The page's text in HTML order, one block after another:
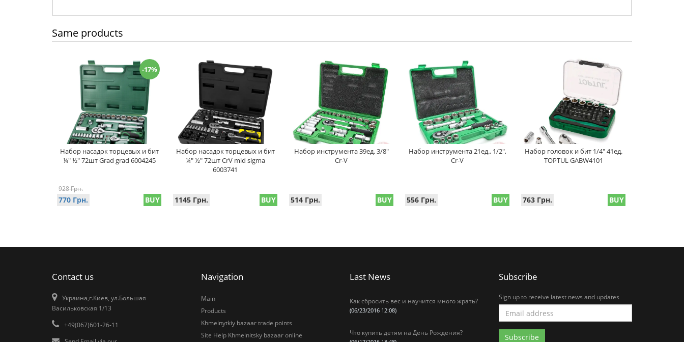
Same products
Набор насадок торцевых и бит
¼" ½" 72шт Grad grad 6004245
928 Грн.
770 Грн.
-17%
BUY
Набор насадок торцевых и бит
¼" ½" 72шт CrV mid sigma
6003741
1145 Грн. BUY
Набор инструмента 39ед. 3/8"
Cr-V
514 Грн. BUY
Набор инструмента 21ед., 1/2",
Cr-V
556 Грн. BUY
Набор головок и бит 1/4" 41ед.
TOPTUL GABW4101
763 Грн. BUY
Contact us
Украина,г.Киев, ул.Большая
Васильковская 1/13
+49(067)601-26-11
Navigation
Main
Products
Khmelnytkiy bazaar trade points
Site Help Khmelnitsky bazaar online
Last News
Как сбросить вес и научится много жрать?
(06/23/2016 12:08)
Что купить детям на День Рождения?
Subscribe
Sign up to receive latest news and updates